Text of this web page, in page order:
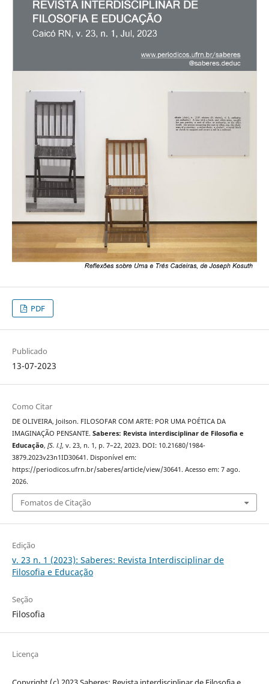
PDF
Publicado
13-07-2023
Como Citar
DE OLIVEIRA, Joilson. FILOSOFAR COM ARTE: POR UMA POÉTICA DA
IMAGINAÇÃO PENSANTE. Saberes: Revista interdisciplinar de Filosofia e
Educação, [S. l.], v. 23, n. 1, p. 7–22, 2023. DOI: 10.21680/1984-
3879.2023v23n1ID30641. Disponível em:
https://periodicos.ufrn.br/saberes/article/view/30641. Acesso em: 7 ago.
2026.
Fomatos de Citação
Edição
v. 23 n. 1 (2023): Saberes: Revista Interdisciplinar de
Filosofia e Educação
Seção
Filosofia
Licença